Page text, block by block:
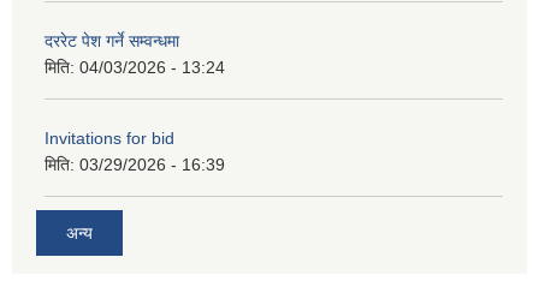
दररेट पेश गर्ने सम्वन्धमा
मिति: 04/03/2026 - 13:24
Invitations for bid
मिति: 03/29/2026 - 16:39
अन्य